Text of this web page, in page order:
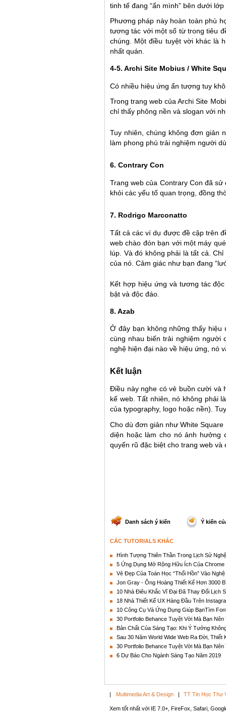
tinh tế đang “ẩn mình” bên dưới
Phương pháp này hoàn toàn phù
tương tác với một số từ trong tiêu
chúng. Một điều tuyệt vời khác là
nhất quán.
4-5. Archi Site Mobius / White
Có nhiều hiệu ứng ấn tượng tuy
Trong trang web của Archi Site
chỉ thấy phông nền và slogan với
Tuy nhiên, chúng không đơn giản
làm phong phú trải nghiệm người
6. Contrary Con
Trang web của Contrary Con đã
khỏi các yếu tố quan trọng, đồng
7. Rodrigo Marconatto
Tất cả các ví dụ được đề cập trên
web chào đón bạn với một máy
lúp. Và đó không phải là tất cả.
của nó. Cảm giác như bạn đang
Kết hợp hiệu ứng và tương tác
bật và độc đáo.
8. Azab
Ở đây bạn không những thấy
cùng nhau biến trải nghiệm người
nghệ hiện đại nào về hiệu ứng, nó
Kết luận
Điều này nghe có vẻ buồn cười và
kế web. Tất nhiên, nó không phải
của typography, logo hoặc nền).
Cho dù đơn giản như White
diện hoặc làm cho nó ảnh hưởng
quyến rũ đặc biệt cho trang web
Danh sách ý kiến Ý kiến
CÁC TUTORIALS KHÁC
Hình Tượng Thiên Thần Trong Lịch Sử
5 Ứng Dụng Mở Rộng Hữu Ích Của
Vẻ Đẹp Của Toán Học “Thổi Hồn” Vào
Jon Gray - Ông Hoàng Thiết Kế Hơn 3000
10 Nhà Điêu Khắc Vĩ Đại Đã Thay Đổi Lịch
18 Nhà Thiết Kế UX Hàng Đầu Trên
10 Công Cụ Và Ứng Dụng Giúp BạnTìm
30 Portfolio Behance Tuyệt Vời Mà Bạn Nên
Bản Chất Của Sáng Tạo: Khi Ý Tưởng
Sau 30 Năm World Wide Web Ra Đời,
30 Portfolio Behance Tuyệt Vời Mà Bạn Nên
6 Dự Báo Cho Ngành Sáng Tạo Năm 2019
| Multimedia Art & Design | TT Tin Học Thư
Xem tốt nhất với IE 7.0+, FireFox, Safari,